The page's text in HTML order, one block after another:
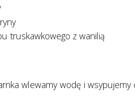
truskawkowego z wanilią
wlewamy wodę i wsypujemy